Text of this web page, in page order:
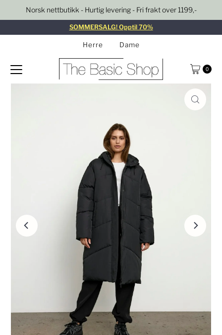
Gå til innhold
Norsk nettbutikk - Hurtig levering - Fri frakt over 1199,-
SOMMERSALG! Opptil 70%
Herre Dame
0